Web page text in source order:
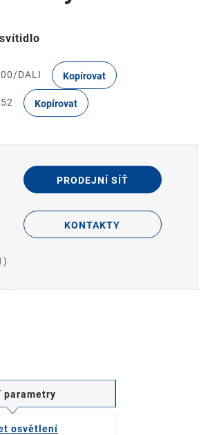
DALI Kopírovat
Kopírovat
)
PRODEJNÍ SÍŤ
KONTAKTY
parametry
osvětlení